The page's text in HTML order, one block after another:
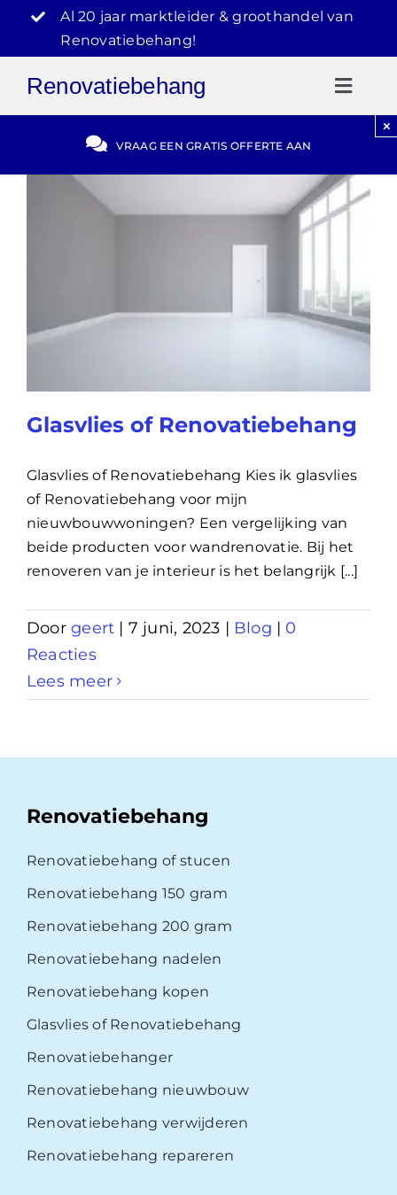
inhoud
Al 20 jaar marktleider & groothandel van
Renovatiebehang!
Renovatiebehang
Gratis Offerte
VRAAG EEN GRATIS OFFERTE AAN
×
Glasvlies of Renovatiebehang
Glasvlies of Renovatiebehang Kies ik glasvlies
of Renovatiebehang voor mijn
nieuwbouwwoningen? Een vergelijking van
beide producten voor wandrenovatie. Bij het
renoveren van je interieur is het belangrijk [...]
Doorgeert | 7 juni, 2023 | Blog | 0
Reacties
Lees meer
Renovatiebehang
Renovatiebehang of stucen
Renovatiebehang 150 gram
Renovatiebehang 200 gram
Renovatiebehang nadelen
Renovatiebehang kopen
Glasvlies of Renovatiebehang
Renovatiebehanger
Renovatiebehang nieuwbouw
Renovatiebehang verwijderen
Renovatiebehang repareren